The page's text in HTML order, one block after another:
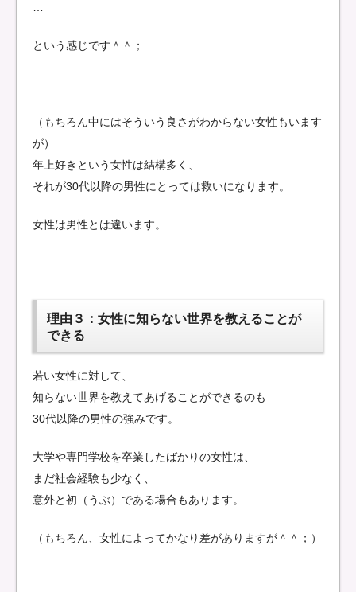
…
という感じです＾＾；
（もちろん中にはそういう良さがわからない女性もいます
が）
年上好きという女性は結構多く、
それが30代以降の男性にとっては救いになります。
女性は男性とは違います。
理由３：女性に知らない世界を教えることが
できる
若い女性に対して、
知らない世界を教えてあげることができるのも
30代以降の男性の強みです。
大学や専門学校を卒業したばかりの女性は、
まだ社会経験も少なく、
意外と初（うぶ）である場合もあります。
（もちろん、女性によってかなり差がありますが＾＾；）